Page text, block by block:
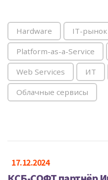
Hardware IT-рынок
Platform-as-a-Service
Web Services ИТ
Облачные сервисы
17.12.2024